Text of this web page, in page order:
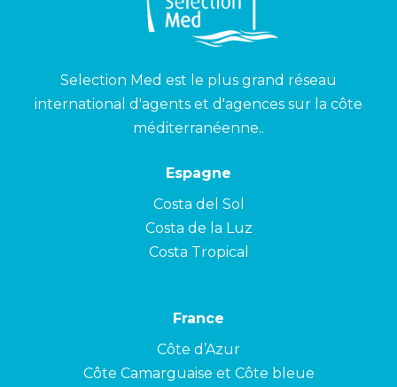
Selection Med est le plus grand réseau
international d'agents et d'agences sur la côte
méditerranéenne..
Espagne
Costa del Sol
Costa de la Luz
Costa Tropical
France
Côte d’Azur
Côte Camarguaise et Côte bleue